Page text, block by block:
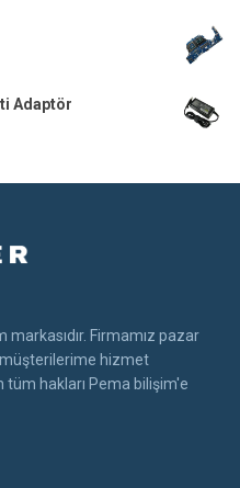
Adaptör
Firmamız pazar
hizmet
tüm hakları Pema bilişim'e